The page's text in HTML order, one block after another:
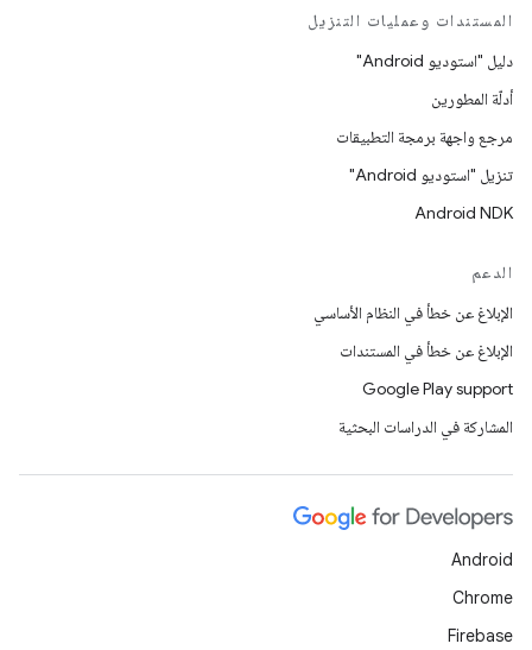
المستندات وعمليات التنزيل
دليل "استوديو Android"
أدلّة المطورين
مرجع واجهة برمجة التطبيقات
تنزيل "استوديو Android"
Android NDK
الدعم
الإبلاغ عن خطأ في النظام الأساسي
الإبلاغ عن خطأ في المستندات
Google Play support
المشاركة في الدراسات البحثية
Android
Chrome
Firebase